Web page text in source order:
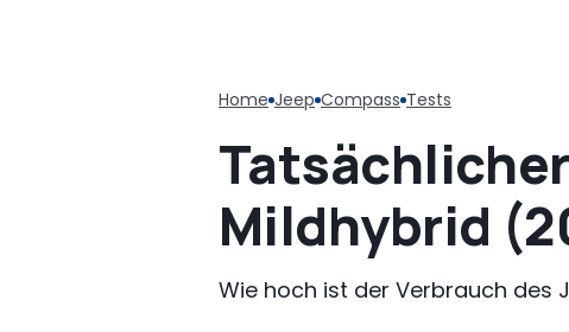
Home Jeep Compass Tests
Mildhybrid
Wie hoch ist der Verbrauch des